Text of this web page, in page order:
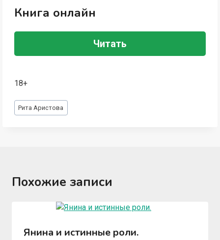
Книга онлайн
Читать
18+
Метки
записи:
Рита Аристова
Похожие записи
Янина и истинные роли.